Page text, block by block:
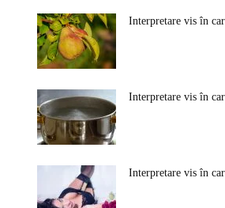
Interpretare vis în
Interpretare vis în
Interpretare vis în